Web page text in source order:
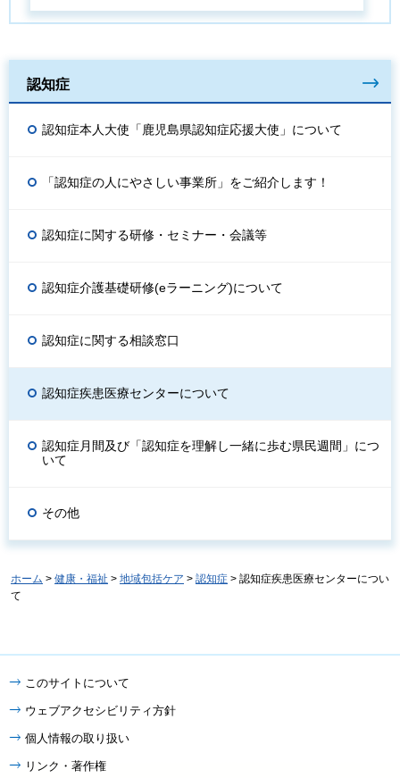
認知症
認知症本人大使「鹿児島県認知症応援大使」について
「認知症の人にやさしい事業所」をご紹介します！
認知症に関する研修・セミナー・会議等
認知症介護基礎研修(eラーニング)について
認知症に関する相談窓口
認知症疾患医療センターについて
認知症月間及び「認知症を理解し一緒に歩む県民週間」につ
いて
その他
ホーム > 健康・福祉 > 地域包括ケア > 認知症 > 認知症疾患医療センターについ
て
このサイトについて
ウェブアクセシビリティ方針
個人情報の取り扱い
リンク・著作権